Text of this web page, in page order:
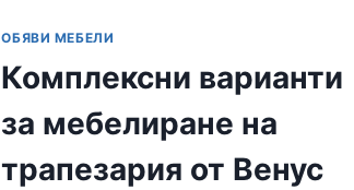
ОБЯВИ МЕБЕЛИ
Комплексни варианти
за мебелиране на
трапезария от Венус